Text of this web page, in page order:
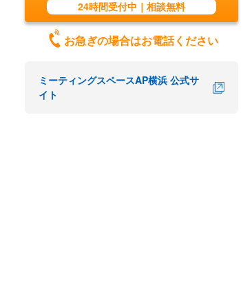
24時間受付中｜相談無料
お急ぎの場合はお電話ください
ミーティングスペースAP横浜 公式サ
イト